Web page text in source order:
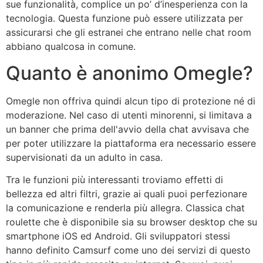
sue funzionalità, complice un po’ d’inesperienza con la
tecnologia. Questa funzione può essere utilizzata per
assicurarsi che gli estranei che entrano nelle chat room
abbiano qualcosa in comune.
Quanto è anonimo Omegle?
Omegle non offriva quindi alcun tipo di protezione né di
moderazione. Nel caso di utenti minorenni, si limitava a
un banner che prima dell'avvio della chat avvisava che
per poter utilizzare la piattaforma era necessario essere
supervisionati da un adulto in casa.
Tra le funzioni più interessanti troviamo effetti di
bellezza ed altri filtri, grazie ai quali puoi perfezionare
la comunicazione e renderla più allegra. Classica chat
roulette che è disponibile sia su browser desktop che su
smartphone iOS ed Android. Gli sviluppatori stessi
hanno definito Camsurf come uno dei servizi di questo